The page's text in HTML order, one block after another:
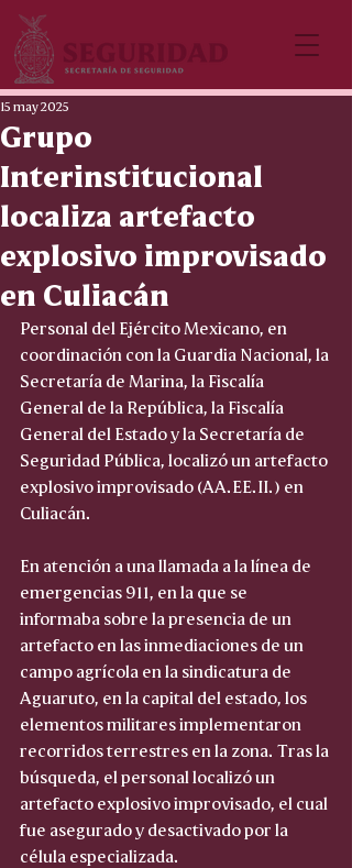
Grupo
Interinstitucional
localiza artefacto
explosivo improvisado
en Culiacán
15 may 2025
Personal del Ejército Mexicano, en
coordinación con la Guardia Nacional, la
Secretaría de Marina, la Fiscalía
General de la República, la Fiscalía
General del Estado y la Secretaría de
Seguridad Pública, localizó un artefacto
explosivo improvisado (AA.EE.II.) en
Culiacán.
En atención a una llamada a la línea de
emergencias 911, en la que se
informaba sobre la presencia de un
artefacto en las inmediaciones de un
campo agrícola en la sindicatura de
Aguaruto, en la capital del estado, los
elementos militares implementaron
recorridos terrestres en la zona. Tras la
búsqueda, el personal localizó un
artefacto explosivo improvisado, el cual
fue asegurado y desactivado por la
célula especializada.